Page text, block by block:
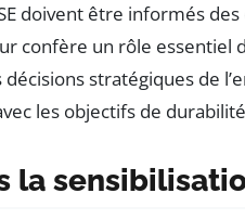
doivent être informés
confère un rôle essentiel
stratégiques de
les objectifs de
la